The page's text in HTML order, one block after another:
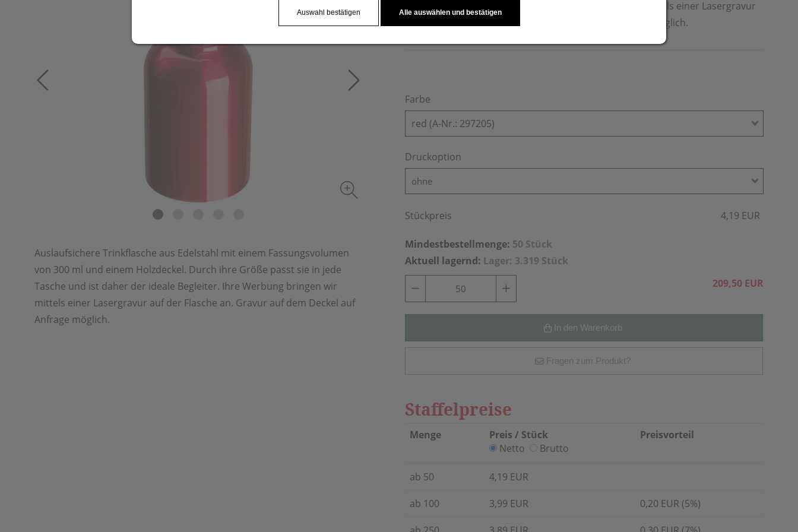
Auslaufsichere Trinkflasche aus Edelstahl mit einem Fassungsvolumen
von 300 ml und einem Holzdeckel. Durch ihre Größe passt sie in jede
Tasche und ist daher der ideale Begleiter. Ihre Werbung bringen wir
mittels einer Lasergravur auf der Flasche an. Gravur auf dem Deckel auf
Anfrage möglich.
daher der ideale Begleiter. Ihre Werbung bringen wir mittels einer Lasergravur
auf der Flasche an. Gravur auf dem Deckel auf Anfrage möglich.
Farbe
red (A-Nr.: 297205)
Druckoption
ohne
Stückpreis 4,19 EUR
Mindestbestellmenge: 50 Stück
Aktuell lagernd: Lager: 3.319 Stück
209,50 EUR
In den Warenkorb
Fragen zum Produkt?
Staffelpreise
Menge
Preis / Stück
Netto
Brutto
Preisvorteil
ab 50 4,19 EUR
ab 100 3,99 EUR 0,20 EUR (5%)
Auswahl bestätigen Alle auswählen und bestätigen